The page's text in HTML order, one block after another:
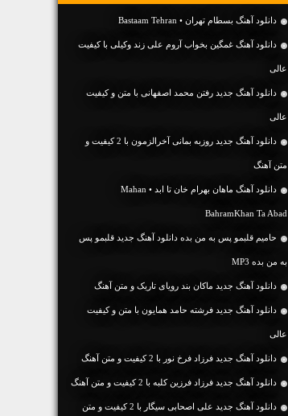
دانلود آهنگ بسطام تهران • Bastaam Tehran
دانلود آهنگ غمگین بخواب آروم علی زند وکیلی با کیفیت
عالی
دانلود آهنگ جديد رفتن محمد اصفهانی با متن و کیفیت
عالی
دانلود آهنگ جديد روزبه بمانی آخرالزمون با 2 کیفیت و
متن آهنگ
دانلود آهنگ ماهان بهرام خان تا ابد • Mahan
BahramKhan Ta Abad
حامیم قلبمو پس به من بده دانلود آهنگ جدید قلبمو پس
به من بده MP3
دانلود آهنگ جديد ماکان بند رویای تاریک و متن آهنگ
دانلود آهنگ جديد فرشته حامد همایون با متن و کیفیت
عالی
دانلود آهنگ جديد فرزاد فرخ نور با 2 کیفیت و متن آهنگ
دانلود آهنگ جديد فرزاد فرزین کلبه با 2 کیفیت و متن آهنگ
دانلود آهنگ جديد علی اصحابی سیگار با 2 کیفیت و متن